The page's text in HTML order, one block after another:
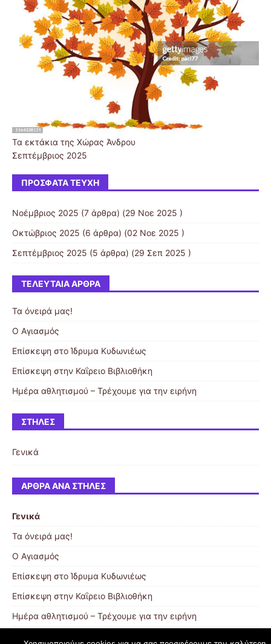
Τα εκτάκια της Χώρας Άνδρου
Σεπτέμβριος 2025
ΠΡΌΣΦΑΤΑ ΤΕΎΧΗ
Νοέμβριος 2025 (7 άρθρα) (29 Νοε 2025 )
Οκτώβριος 2025 (6 άρθρα) (02 Νοε 2025 )
Σεπτέμβριος 2025 (5 άρθρα) (29 Σεπ 2025 )
ΤΕΛΕΥΤΑΊΑ ΆΡΘΡΑ
Τα όνειρά μας!
Ο Αγιασμός
Επίσκεψη στο Ίδρυμα Κυδωνιέως
Επίσκεψη στην Καΐρειο Βιβλιοθήκη
Ημέρα αθλητισμού – Τρέχουμε για την ειρήνη
ΣΤΉΛΕΣ
Γενικά
ΆΡΘΡΑ ΑΝΆ ΣΤΉΛΕΣ
Γενικά
Τα όνειρά μας!
Ο Αγιασμός
Επίσκεψη στο Ίδρυμα Κυδωνιέως
Επίσκεψη στην Καΐρειο Βιβλιοθήκη
Ημέρα αθλητισμού – Τρέχουμε για την ειρήνη